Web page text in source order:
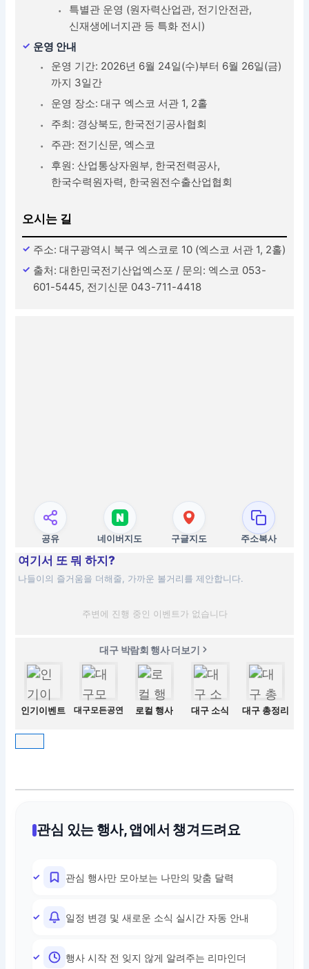
특별관 운영 (원자력산업관, 전기안전관,
신재생에너지관 등 특화 전시)
운영 안내
운영 기간: 2026년 6월 24일(수)부터 6월 26일(금)
까지 3일간
운영 장소: 대구 엑스코 서관 1, 2홀
주최: 경상북도, 한국전기공사협회
주관: 전기신문, 엑스코
후원: 산업통상자원부, 한국전력공사,
한국수력원자력, 한국원전수출산업협회
오시는 길
주소: 대구광역시 북구 엑스코로 10 (엑스코 서관 1, 2홀)
출처: 대한민국전기산업엑스포 / 문의: 엑스코 053-
601-5445, 전기신문 043-711-4418
공유 네이버지도 구글지도 주소복사
여기서 또 뭐 하지?
나들이의 즐거움을 더해줄, 가까운 볼거리를 제안합니다.
주변에 진행 중인 이벤트가 없습니다
대구 박람회 행사 더보기
인기이벤트 대구모든공연 로컬 행사 대구 소식 대구 총정리
관심 있는 행사, 앱에서 챙겨드려요
관심 행사만 모아보는 나만의 맞춤 달력
일정 변경 및 새로운 소식 실시간 자동 안내
행사 시작 전 잊지 않게 알려주는 리마인더